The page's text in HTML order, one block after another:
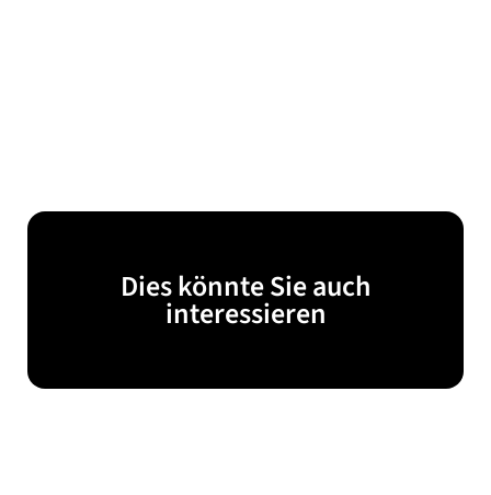
Dies könnte Sie auch
interessieren